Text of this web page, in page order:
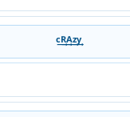
ᶜ͢ᴿ͢ᴬ͢ᶻ͢ᵞ